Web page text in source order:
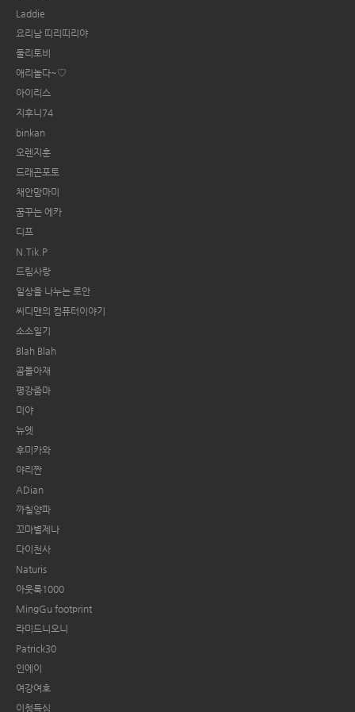
Laddie
요리남 띠리띠리야
둘리토비
애리놀다~♡
아이리스
지후니74
binkan
오렌지훈
드래곤포토
채안맘마미
꿈꾸는 에카
디프
N.Tik.P
드림사랑
일상을 나누는 로안
씨디맨의 컴퓨터이야기
소소일기
Blah Blah
곰돌아재
평강줌마
미야
뉴엣
후미카와
야리짠
ADian
까칠양파
꼬마별제나
다이천사
Naturis
아웃룩1000
MingGu footprint
라미드니오니
Patrick30
인에이
여강여호
이청득심